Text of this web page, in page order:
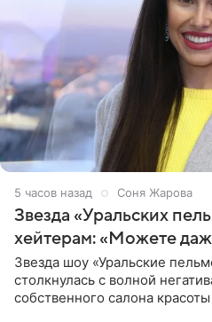
5 часов назад Соня Жарова
Звезда «Уральских
хейтерам: «Можете
Звезда шоу «Уральские
столкнулась с волной
собственного салона